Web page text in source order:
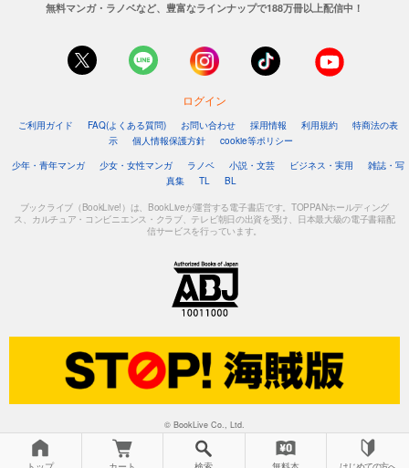
無料マンガ・ラノベなど、豊富なラインナップで188万冊以上配信中！
ログイン
ご利用ガイド FAQ(よくある質問) お問い合わせ 採用情報 利用規約
特商法の表
示
個人情報保護方針
cookie等ポリシー
少年・青年マンガ
少女・女性マンガ ラノベ 小説・文芸 ビジネス・実用
雑誌・写
真集
TL BL
ブックライブ（BookLive!）は、BookLiveが運営する電子書店です。TOPPANホールディング
ス、カルチュア・コンビニエンス・クラブ、テレビ朝日の出資を受け、日本最大級の電子書籍配
信サービスを行っています。
© BookLive Co., Ltd.